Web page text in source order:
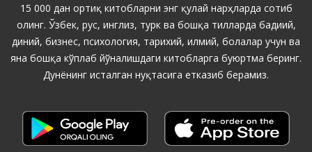
15 000 дан ортиқ китобларни энг қулай нарҳларда сотиб
олинг. Ўзбек, рус, инглиз, турк ва бошқа тилларда бадиий,
диний, бизнес, психология, тарихий, илмий, болалар учун ва
яна бошқа кўплаб йўналишдаги китобларга буюртма беринг.
Дунёнинг исталган нуқтасига етказиб берамиз.